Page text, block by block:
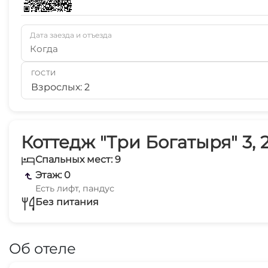
Коттедж "Три Богатыря" 3,
Спальных мест: 9
Этаж: 0
Есть лифт, пандус
Без питания
Об отеле
Дата заезда и отъезда
Когда
ГОСТИ
Взрослых: 2